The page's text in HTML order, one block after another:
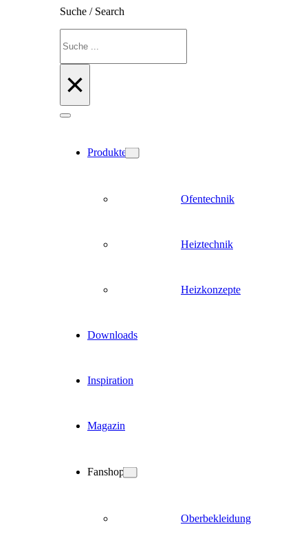
Suche / Search
×
Produkte
Ofentechnik
Heiztechnik
Heizkonzepte
Downloads
Inspiration
Magazin
Fanshop
Oberbekleidung